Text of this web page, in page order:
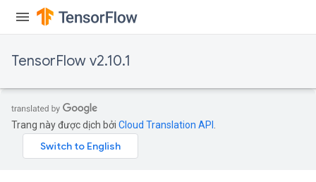
TensorFlow v2.10.1
Trang này được dịch bởi Cloud Translation API